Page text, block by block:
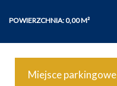
POWIERZCHNIA: 0,00 M²
Miejsce parkingowe